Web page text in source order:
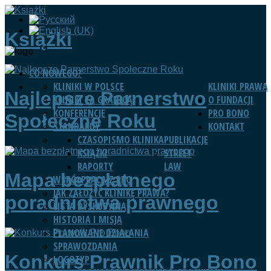
CO NOWEGO?
KLINIKI PRAWA
KLINIKI W POLSCE
KLINIKI ZA GRANICĄ
KONFERENCJE
STANDARDY
PUBLIKACJE
CZASOPISMO KLINIKA
KSIĄŻKI
RAPORTY
STREET
LAW
WSPÓŁPRACA Z RPO
JAK ZAŁOŻYĆ KLINIKĘ PRAWA?
LISTA DYSKUSYJNA
O FUNDACJI
HISTORIA I MISJA
PLANOWANE DZIAŁANIA
SPRAWOZDANIA
LOGOTYP
PRO BONO
KONTAKT
Książki
Najlepsze Parnerstwo
Społeczne Roku
Mapa bezpłatnego
poradnictwa prawnego
Konkurs Prawnik Pro Bono